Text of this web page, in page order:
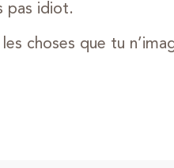
pas idiot.
choses que tu